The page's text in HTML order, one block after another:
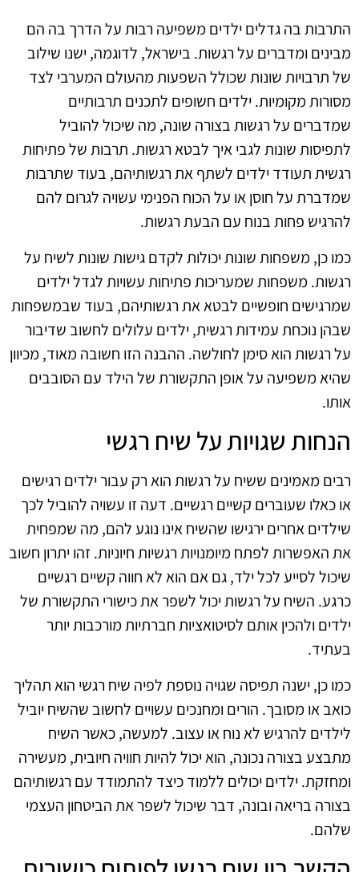
התרבות בה גדלים ילדים משפיעה רבות על הדרך בה הם
מבינים ומדברים על רגשות. בישראל, לדוגמה, ישנו שילוב
של תרבויות שונות שכולל השפעות מהעולם המערבי לצד
מסורות מקומיות. ילדים חשופים לתכנים תרבותיים
שמדברים על רגשות בצורה שונה, מה שיכול להוביל
לתפיסות שונות לגבי איך לבטא רגשות. תרבות של פתיחות
רגשית תעודד ילדים לשתף את רגשותיהם, בעוד שתרבות
שמדברת על חוסן או על הכוח הפנימי עשויה לגרום להם
להרגיש פחות בנוח עם הבעת רגשות.
כמו כן, משפחות שונות יכולות לקדם גישות שונות לשיח על
רגשות. משפחות שמעריכות פתיחות עשויות לגדל ילדים
שמרגישים חופשיים לבטא את רגשותיהם, בעוד שבמשפחות
שבהן נוכחת עמידות רגשית, ילדים עלולים לחשוב שדיבור
על רגשות הוא סימן לחולשה. ההבנה הזו חשובה מאוד, מכיוון
שהיא משפיעה על אופן התקשורת של הילד עם הסובבים
אותו.
הנחות שגויות על שיח רגשי
רבים מאמינים ששיח על רגשות הוא רק עבור ילדים רגישים
או כאלו שעוברים קשיים רגשיים. דעה זו עשויה להוביל לכך
שילדים אחרים ירגישו שהשיח אינו נוגע להם, מה שמפחית
את האפשרות לפתח מיומנויות רגשיות חיוניות. זהו יתרון חשוב
שיכול לסייע לכל ילד, גם אם הוא לא חווה קשיים רגשיים
כרגע. השיח על רגשות יכול לשפר את כישורי התקשורת של
ילדים ולהכין אותם לסיטואציות חברתיות מורכבות יותר
בעתיד.
כמו כן, ישנה תפיסה שגויה נוספת לפיה שיח רגשי הוא תהליך
כואב או מסובך. הורים ומחנכים עשויים לחשוב שהשיח יוביל
לילדים להרגיש לא נוח או עצוב. למעשה, כאשר השיח
מתבצע בצורה נכונה, הוא יכול להיות חוויה חיובית, מעשירה
ומחזקת. ילדים יכולים ללמוד כיצד להתמודד עם רגשותיהם
בצורה בריאה ובונה, דבר שיכול לשפר את הביטחון העצמי
שלהם.